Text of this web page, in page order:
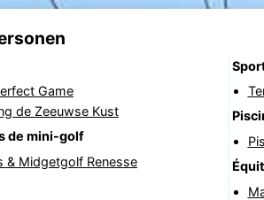
Game
de Zeeuwse Kust
de mini-golf
& Midgetgolf Renesse